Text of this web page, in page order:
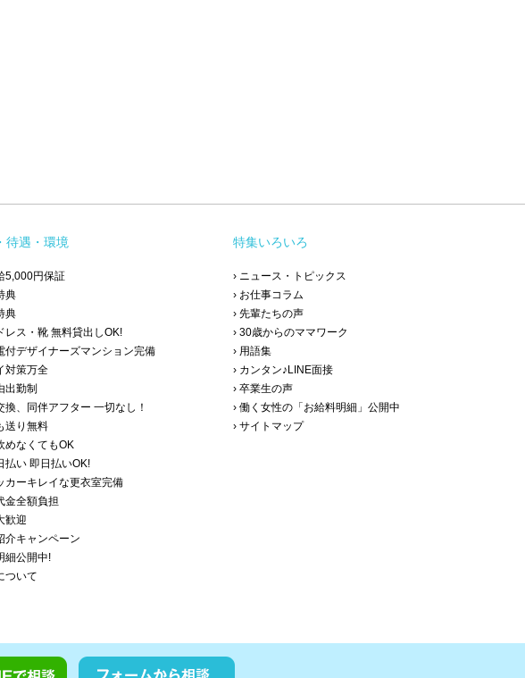
待遇・環境
5,000円保証
典
典
レス・靴 無料貸出しOK!
付デザイナーズマンション完備
対策万全
出勤制
換、同伴アフター 一切なし！
送り無料
めなくてもOK
払い 即日払いOK!
カーキレイな更衣室完備
金全額負担
歓迎
介キャンペーン
細公開中!
ついて
特集いろいろ
› ニュース・トピックス
› お仕事コラム
› 先輩たちの声
› 30歳からのママワーク
› 用語集
› カンタン♪LINE面接
› 卒業生の声
› 働く女性の「お給料明細」公開中
› サイトマップ